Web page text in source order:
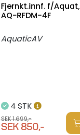
Fjernkt.innf. f/Aquat,
AQ-RFDM-4F
AquaticAV
4 STK
SEK 1.699,-
SEK 850,-